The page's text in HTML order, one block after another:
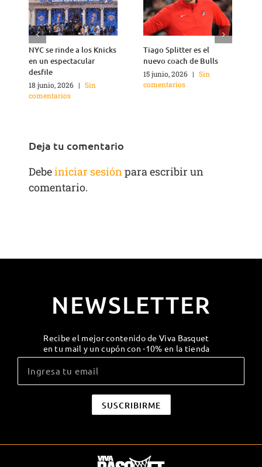
NYC se rinde a los Knicks
en un espectacular
desfile
18 junio, 2026 | Sin
comentarios
Tiago Splitter es el
nuevo coach de Bulls
15 junio, 2026 | Sin
comentarios
Deja tu comentario
Debeiniciar sesiónpara escribir un
comentario.
NEWSLETTER
Recibe el mejor contenido de Viva Basquet
en tu mail y un cupón con -10% en la tienda